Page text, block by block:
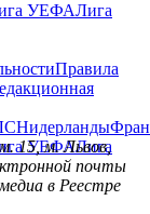
УЕФАЛига
Правила
Нидерланды
УЕФАЛига
15, м. Львов,
почты
в Реестре